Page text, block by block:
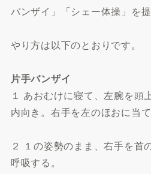
バンザイ」「シェー体操」を
やり方は以下のとおりです。
片手バンザイ
１ あおむけに寝て、左腕を頭
内向き。右手を左のほおに当
２ １の姿勢のまま、右手を首
呼吸する。